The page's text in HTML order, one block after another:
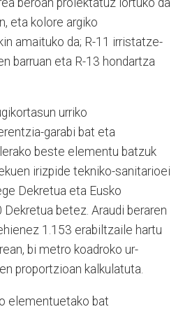
eta kolore argiko
amaituko da; R-11 irristatze-
barruan eta R-13 hondartza
urriko
garabi bat eta
beste elementu batzuk
irizpide tekniko-sanitarioei
Dekretua eta Eusko
betez. Araudi beraren
1.153 erabiltzaile hartu
bi metro koadroko ur-
proportzioan kalkulatuta.
elementuetako bat